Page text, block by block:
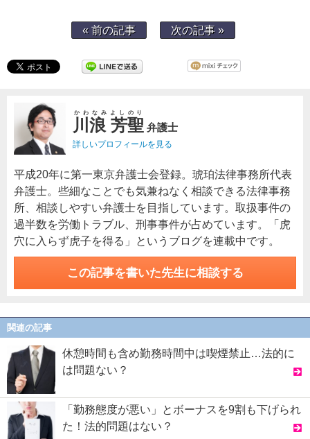
« 前の記事 次の記事 »
川浪 芳聖
かわなみよしのり
弁護士
詳しいプロフィールを見る
平成20年に第一東京弁護士会登録。琥珀法律事務所代表
弁護士。些細なことでも気兼ねなく相談できる法律事務
所、相談しやすい弁護士を目指しています。取扱事件の
過半数を労働トラブル、刑事事件が占めています。「虎
穴に入らず虎子を得る」というブログを連載中です。
この記事を書いた先生に相談する
関連の記事
休憩時間も含め勤務時間中は喫煙禁止…法的に
は問題ない？
「勤務態度が悪い」とボーナスを9割も下げられ
た！法的問題はない？